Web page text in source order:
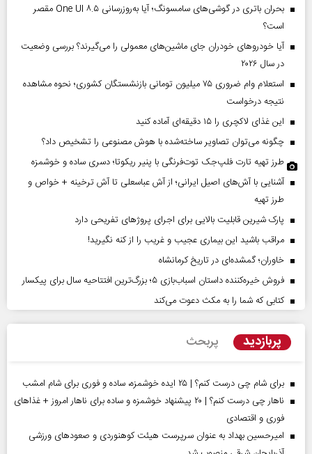
بحران باتری در گوشی‌های سامسونگ؛ آیا به‌روزرسانی One UI ۸.۵ مقصر
است؟
آیا خودروهای خودران جای ماشین‌های معمولی را می‌گیرند؟ بررسی وضعیت
در سال ۲۰۲۶
استعلام وام ضروری ۷۵ میلیون تومانی بازنشستگان کشوری؛ نحوه مشاهده
نتیجه درخواست
این غذای لاکچری را ۱۵ دقیقه‌ای آماده کنید
چگونه می‌توان تصاویر ساخته‌شده با هوش مصنوعی را تشخیص داد؟
طرز تهیه تارت فلپ‌جک توت‌فرنگی با پنیر ریکوتا؛ دسری ساده و خوشمزه
آشنایی با آش‌های اصیل ایرانی؛ از آش عباسعلی تا آش ترخینه + خواص و
طرز تهیه
پارک شیرین قابلیت‌ بالایی برای اجرای پروژهای تفریحی دارد
مراقب باشید این بیماری عجیب و غریب را از کنه نگیرید!
خاوران؛ گمشده‌ای در تاریخ کرمانشاه
فروش خیره‌کننده داستان اسباب‌بازی ۵؛ بزرگ‌ترین افتتاحیه سال برای پیکسار
کتابی که شما را به مکث دعوت می‌کند
پربازدید پربحث
برای شام چی درست کنم؟ | ۲۵ ایده خوشمزه، ساده و فوری برای شام امشب
ناهار چی درست کنم؟ | ۲۰ پیشنهاد خوشمزه و ساده برای ناهار امروز + غذاهای
فوری و اقتصادی
امیرحسین بهداد به عنوان سرپرست هیئت کوهنوردی و صعودهای ورزشی